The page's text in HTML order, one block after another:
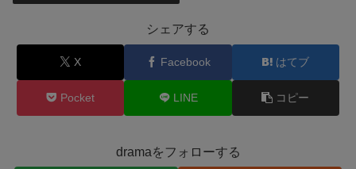
シェアする
X Facebook はてブ
Pocket LINE コピー
dramaをフォローする